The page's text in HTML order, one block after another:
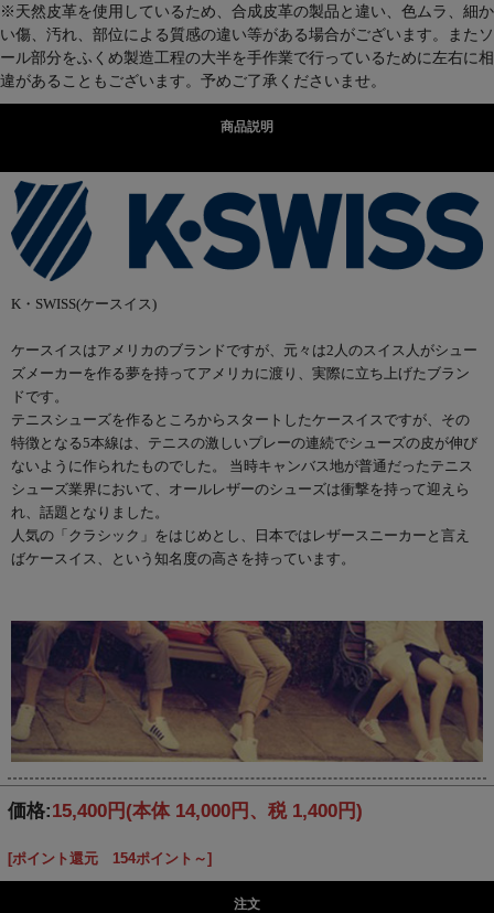
※天然皮革を使用しているため、合成皮革の製品と違い、色ムラ、細か
い傷、汚れ、部位による質感の違い等がある場合がございます。またソ
ール部分をふくめ製造工程の大半を手作業で行っているために左右に相
違があることもございます。予めご了承くださいませ。
商品説明
K・SWISS(ケースイス)
ケースイスはアメリカのブランドですが、元々は2人のスイス人がシュー
ズメーカーを作る夢を持ってアメリカに渡り、実際に立ち上げたブラン
ドです。
テニスシューズを作るところからスタートしたケースイスですが、その
特徴となる5本線は、テニスの激しいプレーの連続でシューズの皮が伸び
ないように作られたものでした。 当時キャンバス地が普通だったテニス
シューズ業界において、オールレザーのシューズは衝撃を持って迎えら
れ、話題となりました。
人気の「クラシック」をはじめとし、日本ではレザースニーカーと言え
ばケースイス、という知名度の高さを持っています。
価格:15,400円 (本体 14,000円、税 1,400円)
[ポイント還元 154ポイント～]
注文